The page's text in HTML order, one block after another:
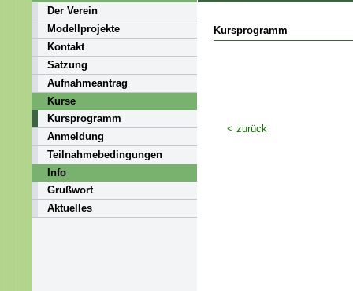
Der Verein
Modellprojekte
Kontakt
Satzung
Aufnahmeantrag
Kurse
Kursprogramm
Anmeldung
Teilnahmebedingungen
Info
Grußwort
Aktuelles
Kursprogramm
< zurück